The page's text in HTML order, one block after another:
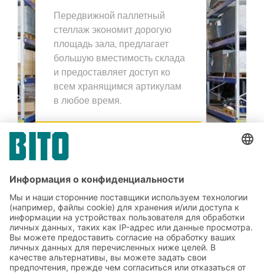
Передвижной паллетный
стеллаж экономит дорогую
площадь зала, предлагает
большую вместимость склада
и предоставляет доступ ко
всем хранящимся артикулам
в любое время.
К РЕШЕНИЯМ
Мы смогли Вас убедить?
Тогда мы ждем Ваш запрос по телефону: